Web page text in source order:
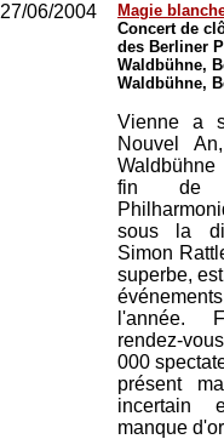
27/06/2004
Magie
Concert de
des Berliner
Waldbühne,
Waldbühne,
Vienne a
Nouvel
fin de
sous la
Simon
superbe,
l'année.
rendez-
000
présent
incertain
manque